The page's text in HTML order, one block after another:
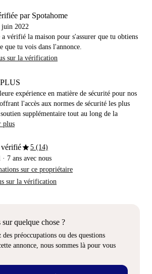
par Spotahome
juin 2022
vérifié la maison pour s'assurer que tu obtiens
que tu vois dans l'annonce.
sur la vérification
PLUS
expérience en matière de sécurité pour nos
l'accès aux normes de sécurité les plus
supplémentaire tout au long de la
plus
vérifiéstar5 (14)
· 7 ans avec nous
sur ce propriétaire
sur la vérification
sur quelque chose ?
des préoccupations ou des questions
annonce, nous sommes là pour vous